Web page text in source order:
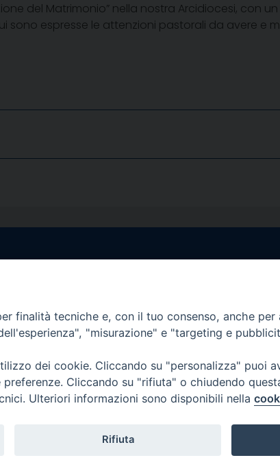
del Matrimonio” nella nostra Arcidiocesi, con
sono espresse le attenzioni pastorali da avere e
– 80067
tel. 0818714501
Giorni ed Orari Apertura
Uffici Matrimoni:
Lunedì e Mercoledì ore 09:30
finalità tecniche e, con il tuo consenso, anche
"misurazione" e "targeting e
dei cookie. Cliccando su "personalizza" puoi
Cliccando su "rifiuta" o chiudendo
Ulteriori informazioni sono disponibili nella
Rifiuta